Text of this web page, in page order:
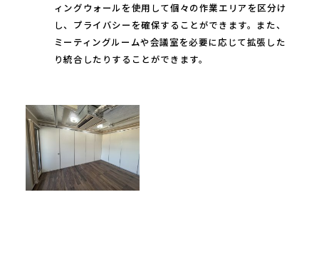
ィングウォールを使用して個々の作業エリアを区分け
し、プライバシーを確保することができます。また、
ミーティングルームや会議室を必要に応じて拡張した
り統合したりすることができます。